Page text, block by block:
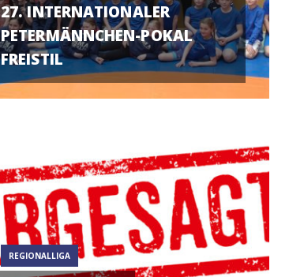
27. INTERNATIONALER
PETERMÄNNCHEN-POKAL
FREISTIL
REGIONALLIGA